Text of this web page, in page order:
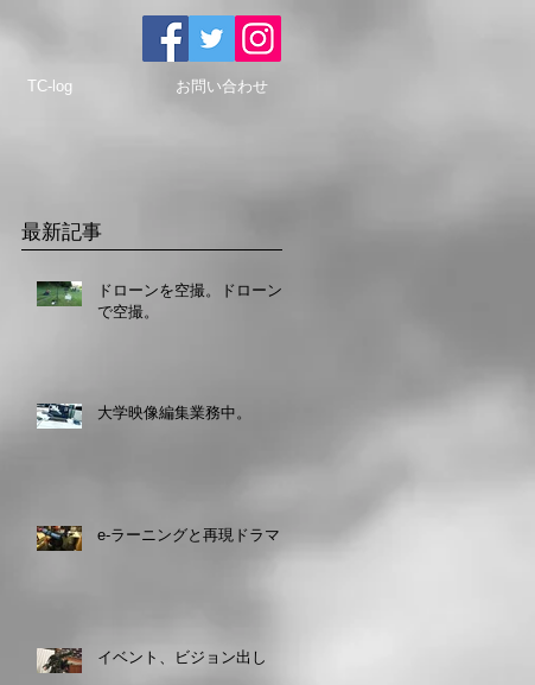
TC-log お問い合わせ
最新記事
ドローンを空撮。ドローン
で空撮。
大学映像編集業務中。
e-ラーニングと再現ドラマ
イベント、ビジョン出し